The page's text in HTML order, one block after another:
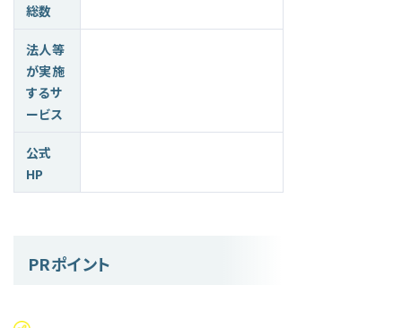
総数
法人等
が実施
するサ
ービス
公式
HP
PRポイント